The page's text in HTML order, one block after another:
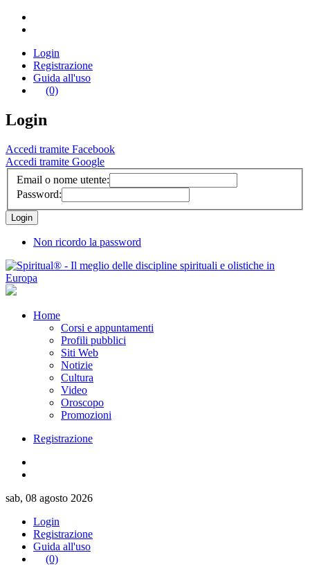
Login
Registrazione
Guida all'uso
(0)
Login
Accedi tramite Facebook
Accedi tramite Google
Email o nome utente:
Password:
Non ricordo la password
Home
Corsi e appuntamenti
Profili pubblici
Siti Web
Notizie
Cultura
Video
Oroscopo
Promozioni
Registrazione
sab, 08 agosto 2026
Login
Registrazione
Guida all'uso
(0)